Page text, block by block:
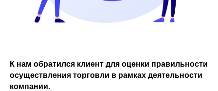
К нам обратился клиент для оценки правильности
осуществления торговли в рамках деятельности
компании.